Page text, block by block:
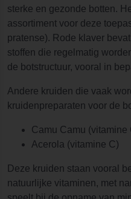
sterke en gezonde botten.
assortiment voor deze
pratense). Rode klaver
stoffen die regelmatig
de botstructuur, vooral in
Andere kruiden die vaak
kruidenpreparaten voor de
Camu Camu (vitamine
Acerola (vitamine C)
Deze kruiden staan vooral
natuurlijke vitaminen, met